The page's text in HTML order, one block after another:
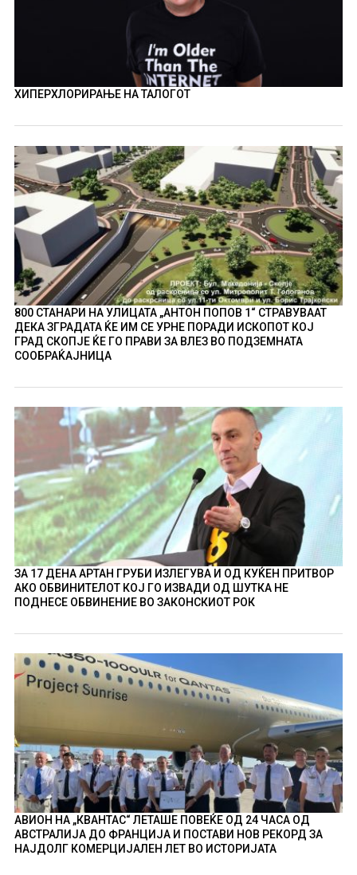
ХИПЕРХЛОРИРАЊЕ НА ТАЛОГОТ
800 СТАНАРИ НА УЛИЦАТА „АНТОН ПОПОВ 1“ СТРАВУВААТ
ДЕКА ЗГРАДАТА ЌЕ ИМ СЕ УРНЕ ПОРАДИ ИСКОПОТ КОЈ
ГРАД СКОПЈЕ ЌЕ ГО ПРАВИ ЗА ВЛЕЗ ВО ПОДЗЕМНАТА
СООБРАЌАЈНИЦА
ЗА 17 ДЕНА АРТАН ГРУБИ ИЗЛЕГУВА И ОД КУЌЕН ПРИТВОР
АКО ОБВИНИТЕЛОТ КОЈ ГО ИЗВАДИ ОД ШУТКА НЕ
ПОДНЕСЕ ОБВИНЕНИЕ ВО ЗАКОНСКИОТ РОК
АВИОН НА „КВАНТАС“ ЛЕТАШЕ ПОВЕЌЕ ОД 24 ЧАСА ОД
АВСТРАЛИЈА ДО ФРАНЦИЈА И ПОСТАВИ НОВ РЕКОРД ЗА
НАЈДОЛГ КОМЕРЦИЈАЛЕН ЛЕТ ВО ИСТОРИЈАТА